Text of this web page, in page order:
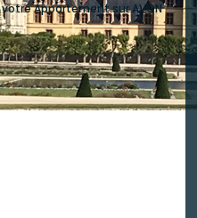
Appartement sur AVON